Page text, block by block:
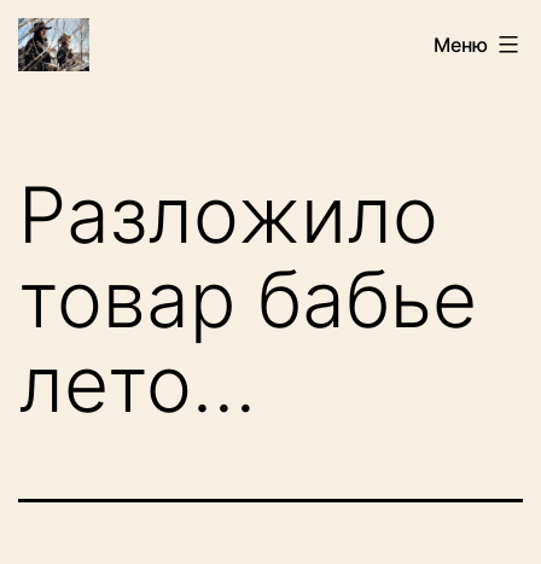
Перейти
Искатели Меню
Разложило
товар бабье
лето…